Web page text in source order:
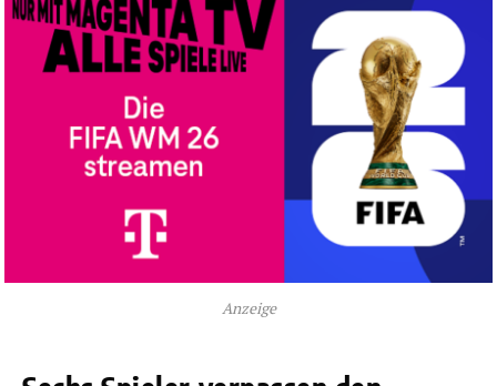
Anzeige